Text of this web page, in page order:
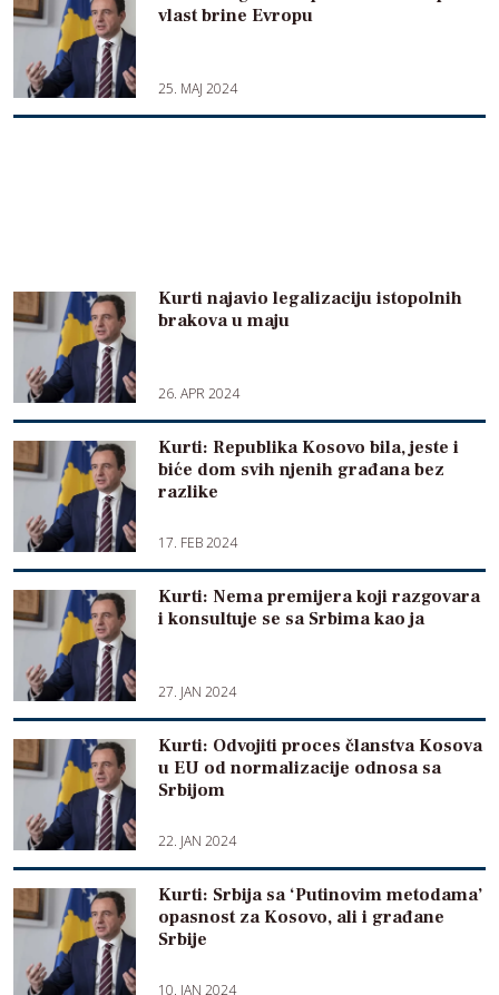
vlast brine Evropu
25. MAJ 2024
Kurti najavio legalizaciju istopolnih
brakova u maju
26. APR 2024
Kurti: Republika Kosovo bila, jeste i
biće dom svih njenih građana bez
razlike
17. FEB 2024
Kurti: Nema premijera koji razgovara
i konsultuje se sa Srbima kao ja
27. JAN 2024
Kurti: Odvojiti proces članstva Kosova
u EU od normalizacije odnosa sa
Srbijom
22. JAN 2024
Kurti: Srbija sa ‘Putinovim metodama’
opasnost za Kosovo, ali i građane
Srbije
10. JAN 2024